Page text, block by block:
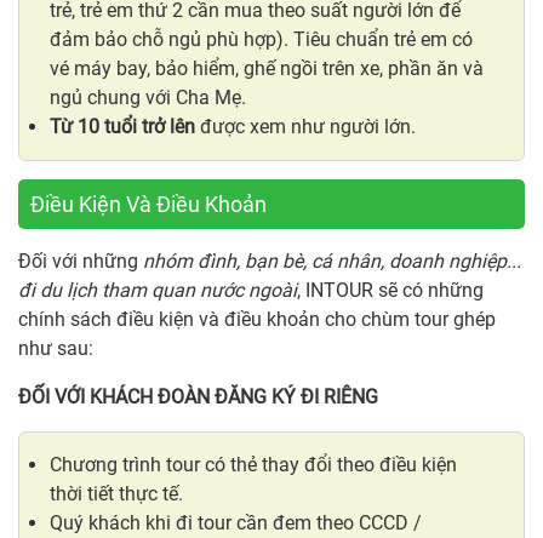
trẻ, trẻ em thứ 2 cần mua theo suất người lớn để
đảm bảo chỗ ngủ phù hợp). Tiêu chuẩn trẻ em có
vé máy bay, bảo hiểm, ghế ngồi trên xe, phần ăn và
ngủ chung với Cha Mẹ.
Từ 10 tuổi trở lên được xem như người lớn.
Điều Kiện Và Điều Khoản
Đối với những nhóm đình, bạn bè, cá nhân, doanh nghiệp...
đi du lịch tham quan nước ngoài, INTOUR sẽ có những
chính sách điều kiện và điều khoản cho chùm tour ghép
như sau:
ĐỐI VỚI KHÁCH ĐOÀN ĐĂNG KÝ ĐI RIÊNG
Chương trình tour có thẻ thay đổi theo điều kiện
thời tiết thực tế.
Quý khách khi đi tour cần đem theo CCCD /